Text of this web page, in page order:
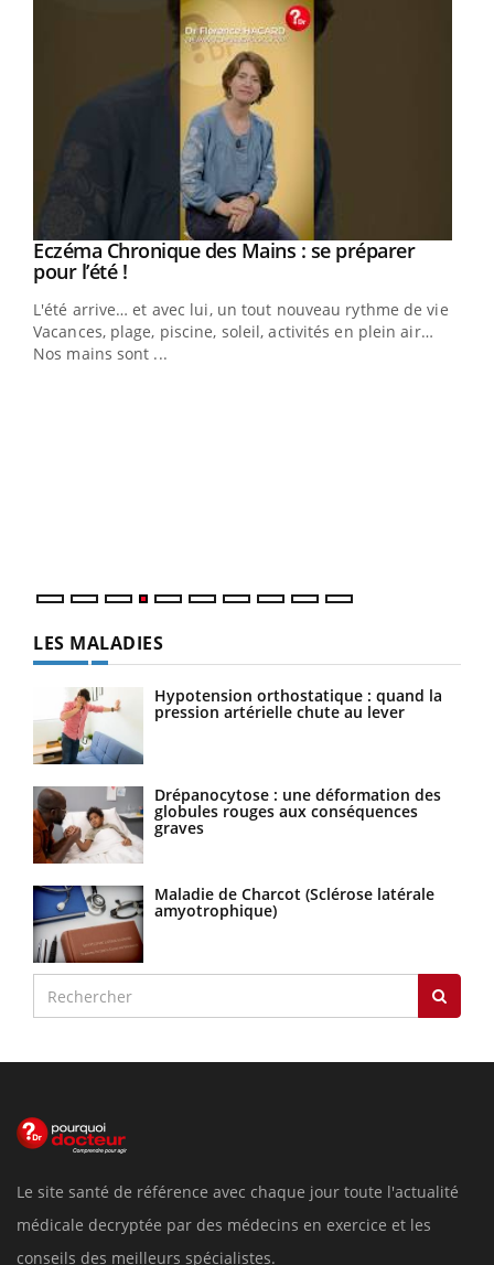
Youtube
Eczéma Chronique des Mains : se préparer
pour l’été !Youtube
L'été arrive… et avec lui, un tout nouveau rythme de vie !
Vacances, plage, piscine, soleil, activités en plein air…
Nos mains sont ...
LES MALADIES
Hypotension orthostatique : quand la
pression artérielle chute au lever
Drépanocytose : une déformation des
globules rouges aux conséquences
graves
Maladie de Charcot (Sclérose latérale
amyotrophique)
Le site santé de référence avec chaque jour toute l'actualité
médicale decryptée par des médecins en exercice et les
conseils des meilleurs spécialistes.